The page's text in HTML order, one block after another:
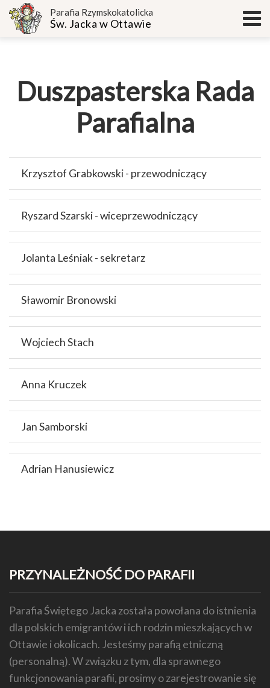
Parafia Rzymskokatolicka
Św. Jacka w Ottawie
Duszpasterska Rada
Parafialna
Krzysztof Grabkowski - przewodniczący
Ryszard Szarski - wiceprzewodniczący
Jolanta Leśniak - sekretarz
Sławomir Bronowski
Wojciech Stach
Anna Kruczek
Jan Samborski
Adrian Hanusiewicz
PRZYNALEŻNOŚĆ DO PARAFII
Parafia Świętego Jacka została powołana do istnienia
dla polskich emigrantów i ich rodzin mieszkających w
Ottawie i okolicach. Jesteśmy parafią etniczną
(personalną). W związku z tym, dla sprawnego
funkcjonowania parafii, prosimy o zarejestrowanie się